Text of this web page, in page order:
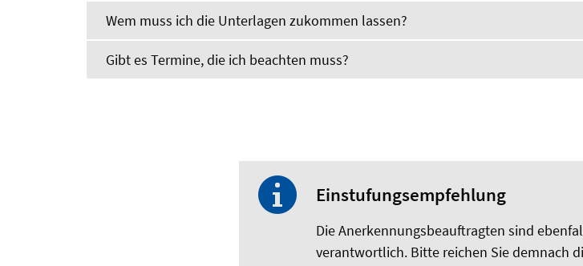
Wem muss ich die Unterlagen zukommen lassen?
Gibt es Termine, die ich beachten muss?
Einstufungsempfehlung
Die Anerkennungsbeauftragten sind
verantwortlich. Bitte reichen Sie demnach